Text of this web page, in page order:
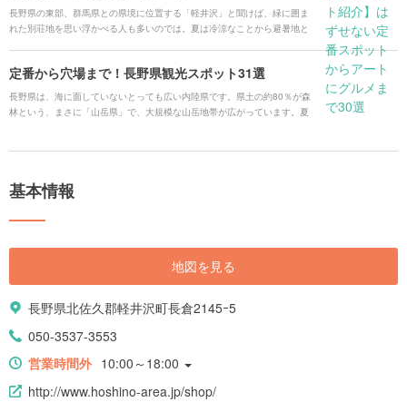
長野県の東部、群馬県との県境に位置する「軽井沢」と聞けば、緑に囲ま
れた別荘地を思い浮かべる人も多いのでは。夏は冷涼なことから避暑地と
「旧三笠ホテル」は必見です。また、緑の中のショッピングモール「プリ
ンスショッピングプラザ」でお手頃なブランド物や信州みやげ選びも楽し
めます。軽井沢で行くべきオススメスポットをご紹介します！
定番から穴場まで！長野県観光スポット31選
長野県は、海に面していないとっても広い内陸県です。県土の約80％が森
林という、まさに「山岳県」で、大規模な山岳地帯が広がっています。夏
がでしょうか？
基本情報
地図を見る
長野県北佐久郡軽井沢町長倉2145ｰ5
050-3537-3553
営業時間外 10:00～18:00
http://www.hoshino-area.jp/shop/